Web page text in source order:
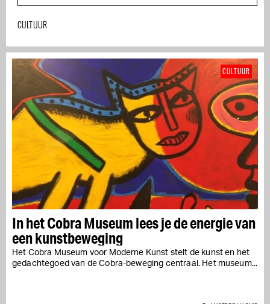
CULTUUR
In het Cobra Museum lees je de energie van
een kunstbeweging
Het Cobra Museum voor Moderne Kunst stelt de kunst en het
gedachtegoed van de Cobra-beweging centraal. Het museum...
CULTUUR